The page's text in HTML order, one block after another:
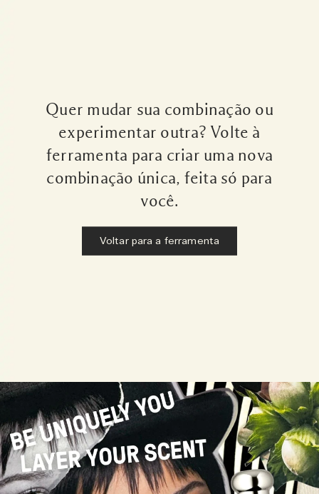
Quer mudar sua combinação ou
experimentar outra? Volte à
ferramenta para criar uma nova
combinação única, feita só para
você.
Voltar para a ferramenta